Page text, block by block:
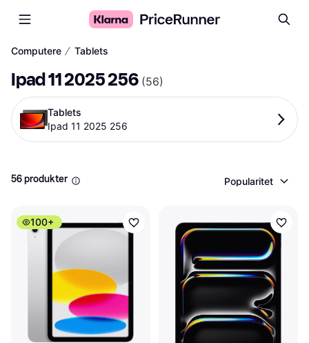
Computere ∕ Tablets
Ipad 11 2025 256 (56)
Tablets
Ipad 11 2025 256
56 produkter Popularitet
100+